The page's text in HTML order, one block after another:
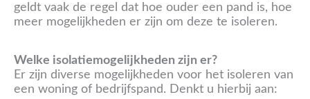
geldt vaak de regel dat hoe ouder een pand is, hoe
meer mogelijkheden er zijn om deze te isoleren.
Welke isolatiemogelijkheden zijn er?
Er zijn diverse mogelijkheden voor het isoleren van
een woning of bedrijfspand. Denkt u hierbij aan: